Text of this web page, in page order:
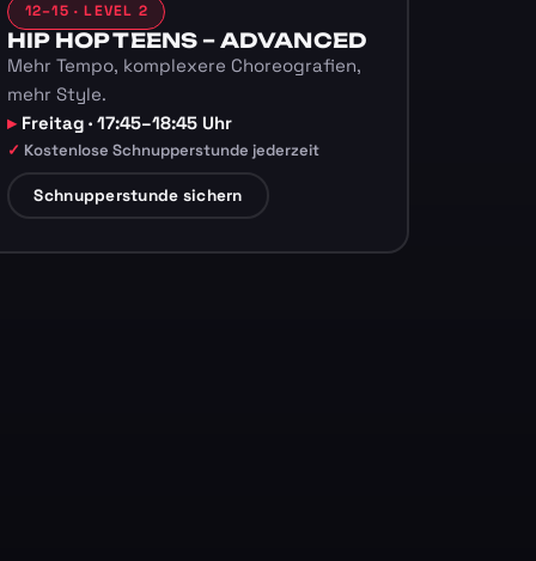
12–15 · LEVEL 2
HIP HOP TEENS – ADVANCED
Mehr Tempo, komplexere Choreografien,
mehr Style.
Freitag · 17:45–18:45 Uhr
Kostenlose Schnupperstunde jederzeit
Schnupperstunde sichern